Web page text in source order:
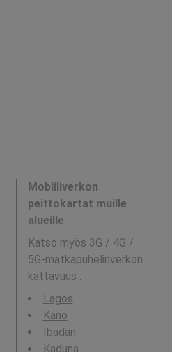
Mobiiliverkon
peittokartat muille
alueille
Katso myös 3G / 4G /
5G-matkapuhelinverkon
kattavuus :
Lagos
Kano
Ibadan
Kaduna